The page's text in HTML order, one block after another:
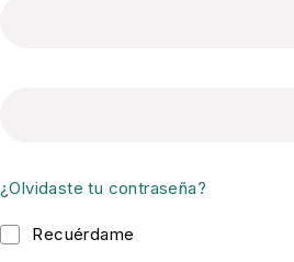
¿Olvidaste tu contraseña?
Recuérdame